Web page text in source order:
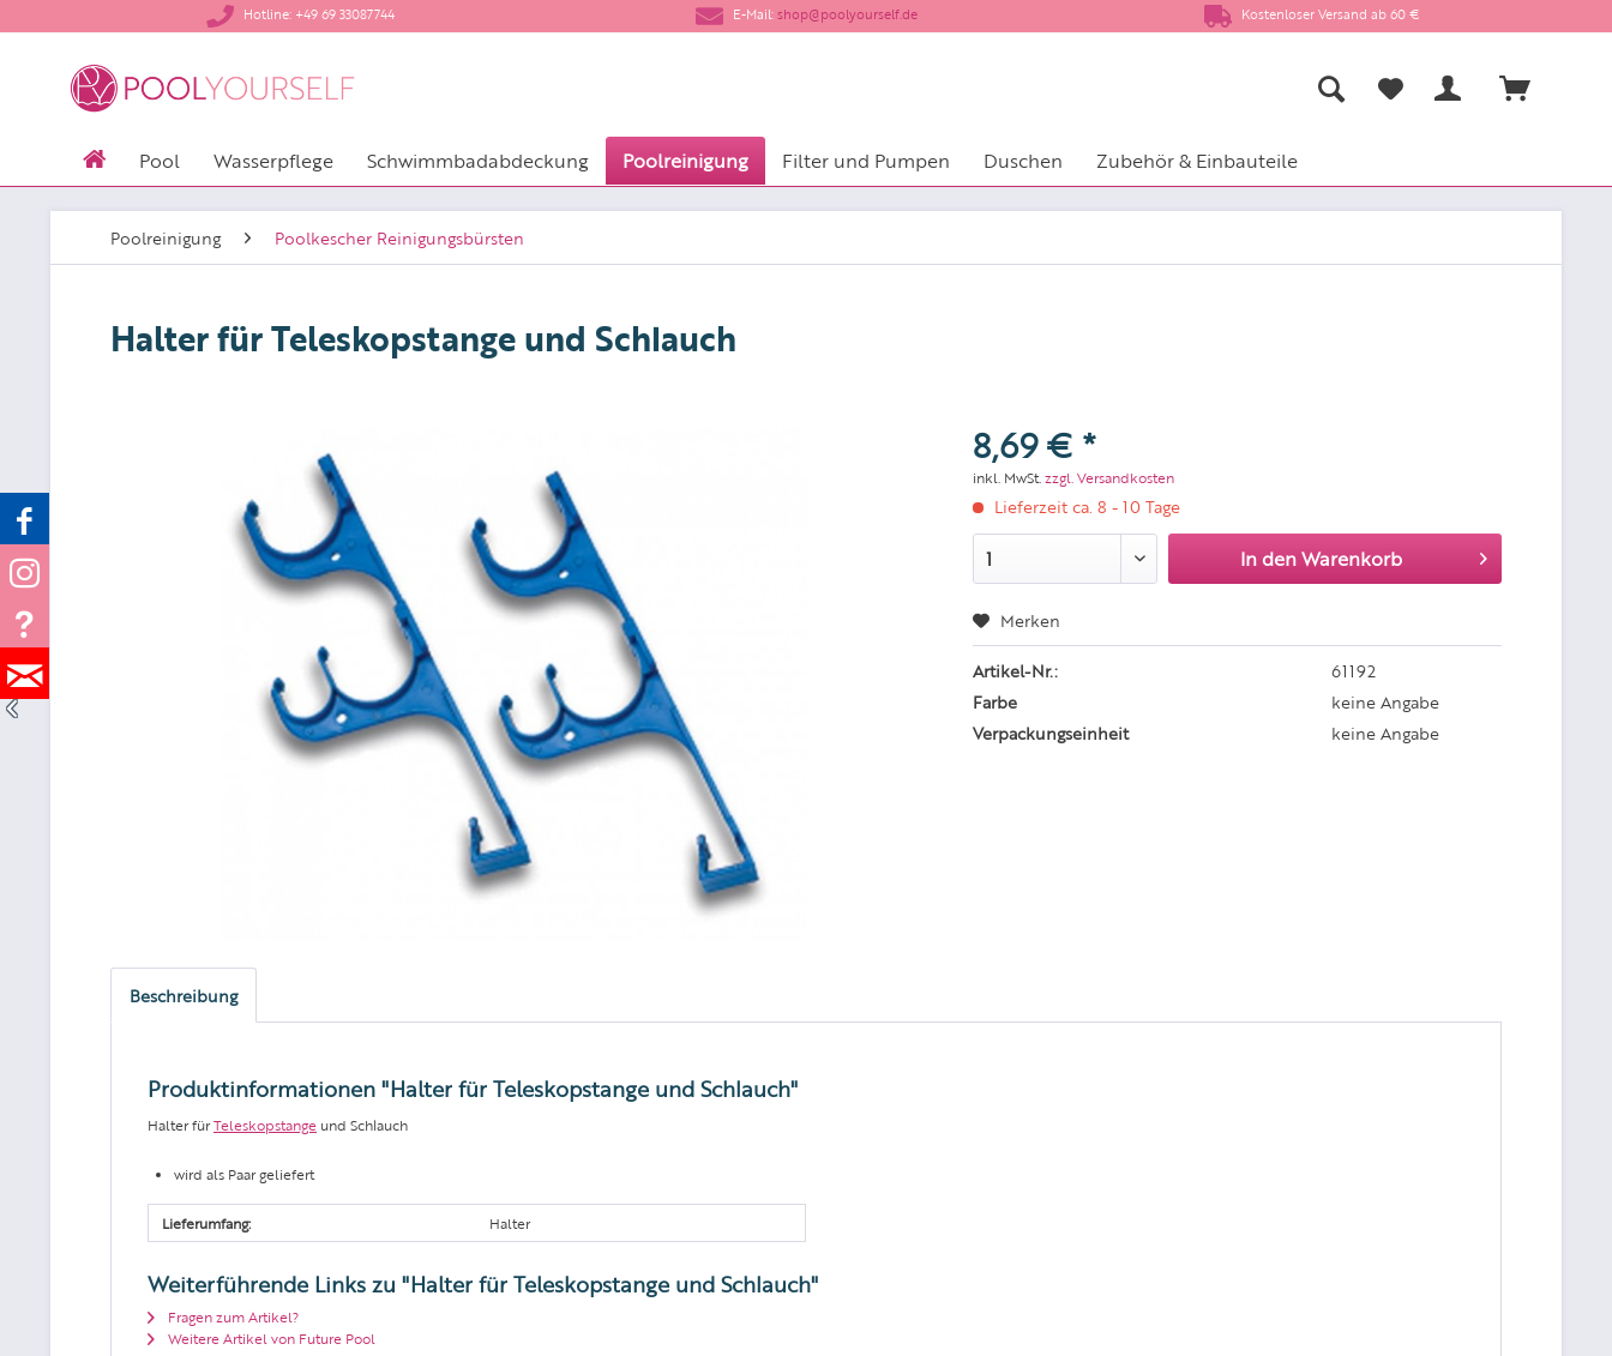
​Hotline: +49 69 33087744 ​E-Mail: shop@poolyourself.de Kostenloser Versand ab 60 €
Pool Wasserpflege Schwimmbadabdeckung Poolreinigung Filter und Pumpen Duschen Zubehör & Einbauteile
Poolreinigung Poolkescher Reinigungsbürsten
Halter für Teleskopstange und Schlauch
8,69 € *
inkl. MwSt.zzgl. Versandkosten
Lieferzeit ca. 8 - 10 Tage
In den Warenkorb
Merken
Artikel-Nr.:
61192
Farbe
keine Angabe
Verpackungseinheit
keine Angabe
Beschreibung
Produktinformationen "Halter für Teleskopstange und Schlauch"
Halter fürTeleskopstange und Schlauch
wird als Paar geliefert
Lieferumfang: Halter
Weiterführende Links zu "Halter für Teleskopstange und Schlauch"
Fragen zum Artikel?
Weitere Artikel von Future Pool